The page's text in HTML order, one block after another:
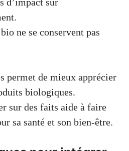
ne se conservent pas
permet de mieux apprécier
biologiques.
sur des faits aide à faire
sa santé et son bien-être.